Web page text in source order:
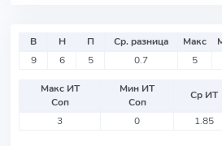
В Н П Ср. разница Макс
9
6 5 0.7 5
Макс ИТ
Соп
Мин ИТ
Соп
Ср ИТ
3
0 1.85